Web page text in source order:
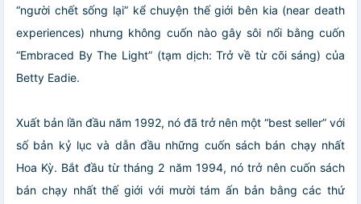
“người chết sống lại” kể chuyện thế giới bên kia (near death
experiences) nhưng không cuốn nào gây sôi nổi bằng cuốn
“Embraced By The Light” (tạm dịch: Trở về từ cõi sáng) của
Betty Eadie.
Xuất bản lần đầu năm 1992, nó đã trở nên một “best seller” với
số bản kỷ lục và dẫn đầu những cuốn sách bán chạy nhất
Hoa Kỳ. Bắt đầu từ tháng 2 năm 1994, nó trở nên cuốn sách
bán chạy nhất thế giới với mười tám ấn bản bằng các thứ